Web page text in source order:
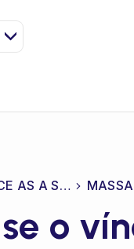
OPEN FINANCE AS A SERVICE
o